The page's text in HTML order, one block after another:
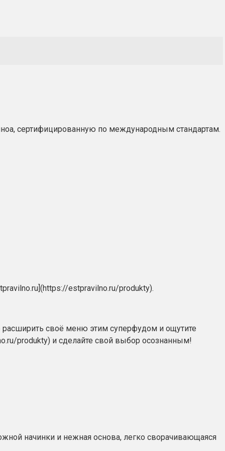
сертифицированную по международным стандартам.
estpravilno.ru/produkty).
своё меню этим суперфудом и ощутите
produkty) и сделайте свой выбор осознанным!
начинки и нежная основа, легко сворачивающаяся